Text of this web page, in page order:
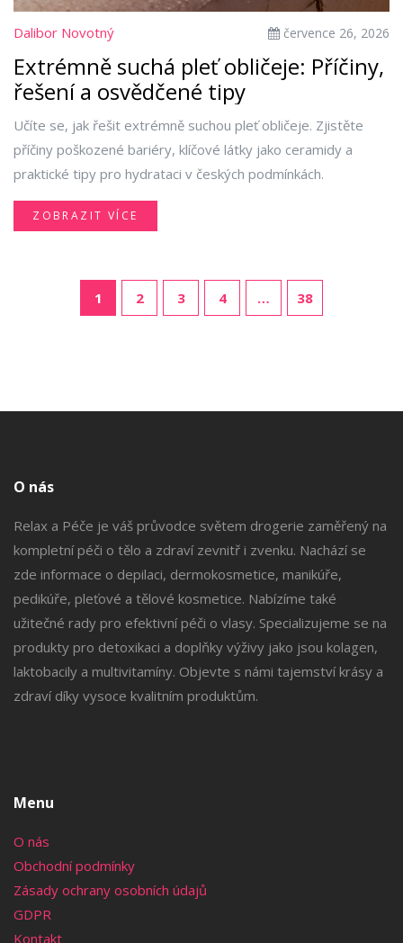
Dalibor Novotný července 26, 2026
Extrémně suchá pleť obličeje: Příčiny,
řešení a osvědčené tipy
Učíte se, jak řešit extrémně suchou pleť obličeje. Zjistěte
příčiny poškozené bariéry, klíčové látky jako ceramidy a
praktické tipy pro hydrataci v českých podmínkách.
ZOBRAZIT VÍCE
1 2 3 4 … 38
O nás
Relax a Péče je váš průvodce světem drogerie zaměřený na
kompletní péči o tělo a zdraví zevnitř i zvenku. Nachází se
zde informace o depilaci, dermokosmetice, manikúře,
pedikúře, pleťové a tělové kosmetice. Nabízíme také
užitečné rady pro efektivní péči o vlasy. Specializujeme se na
produkty pro detoxikaci a doplňky výživy jako jsou kolagen,
laktobacily a multivitamíny. Objevte s námi tajemství krásy a
zdraví díky vysoce kvalitním produktům.
Menu
O nás
Obchodní podmínky
Zásady ochrany osobních údajů
GDPR
Kontakt